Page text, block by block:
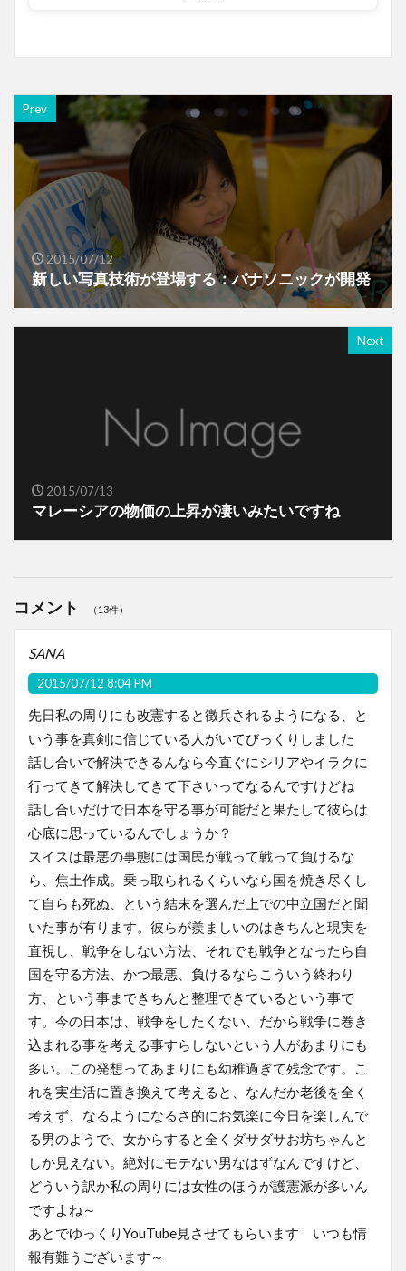
Prev
2015/07/12
新しい写真技術が登場する：パナソニックが開発
Next
2015/07/13
マレーシアの物価の上昇が凄いみたいですね
コメント （13件）
SANA
2015/07/12 8:04 PM
先日私の周りにも改憲すると徴兵されるようになる、と
いう事を真剣に信じている人がいてびっくりしました
話し合いで解決できるんなら今直ぐにシリアやイラクに
行ってきて解決してきて下さいってなるんですけどね
話し合いだけで日本を守る事が可能だと果たして彼らは
心底に思っているんでしょうか？
スイスは最悪の事態には国民が戦って戦って負けるな
ら、焦土作成。乗っ取られるくらいなら国を焼き尽くし
て自らも死ぬ、という結末を選んだ上での中立国だと聞
いた事が有ります。彼らが羨ましいのはきちんと現実を
直視し、戦争をしない方法、それでも戦争となったら自
国を守る方法、かつ最悪、負けるならこういう終わり
方、という事まできちんと整理できているという事で
す。今の日本は、戦争をしたくない、だから戦争に巻き
込まれる事を考える事すらしないという人があまりにも
多い。この発想ってあまりにも幼稚過ぎて残念です。こ
れを実生活に置き換えて考えると、なんだか老後を全く
考えず、なるようになるさ的にお気楽に今日を楽しんで
る男のようで、女からすると全くダサダサお坊ちゃんと
しか見えない。絶対にモテない男なはずなんですけど、
どういう訳か私の周りには女性のほうが護憲派が多いん
ですよね～
あとでゆっくりYouTube見させてもらいます いつも情
報有難うございます～